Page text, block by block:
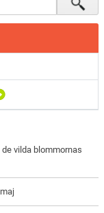
vilda blommornas